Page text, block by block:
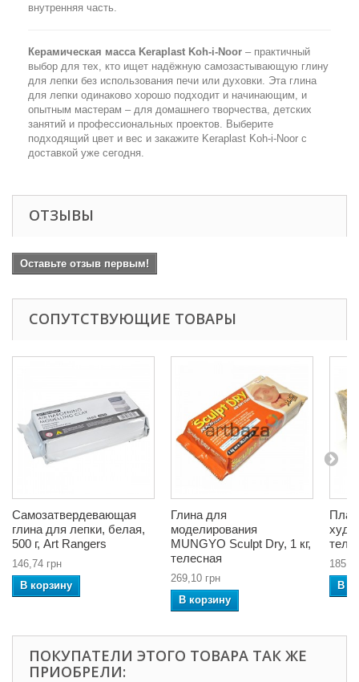
внутренняя часть.
Керамическая масса Keraplast Koh-i-Noor – практичный
выбор для тех, кто ищет надёжную самозастывающую глину
для лепки без использования печи или духовки. Эта глина
для лепки одинаково хорошо подходит и начинающим, и
опытным мастерам – для домашнего творчества, детских
занятий и профессиональных проектов. Выберите
подходящий цвет и вес и закажите Keraplast Koh-i-Noor с
доставкой уже сегодня.
ОТЗЫВЫ
Оставьте отзыв первым!
СОПУТСТВУЮЩИЕ ТОВАРЫ
Самозатвердевающая
глина для лепки, белая,
500 г, Art Rangers
146,74 грн
В корзину
Глина для
моделирования
MUNGYO Sculpt Dry, 1 кг,
телесная
269,10 грн
В корзину
В
ПОКУПАТЕЛИ ЭТОГО ТОВАРА ТАК ЖЕ
ПРИОБРЕЛИ: